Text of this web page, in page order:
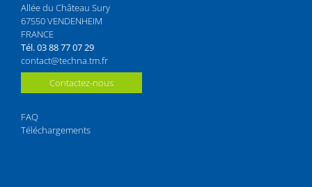
Allée du Château Sury
67550 VENDENHEIM
FRANCE
Tél. 03 88 77 07 29
contact@techna.tm.fr
Contactez-nous
FAQ
Téléchargements